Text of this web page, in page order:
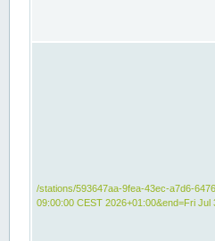
/stations/593647aa-9fea-43ec-a7d6-
09:00:00 CEST 2026+01:00&end=Fri